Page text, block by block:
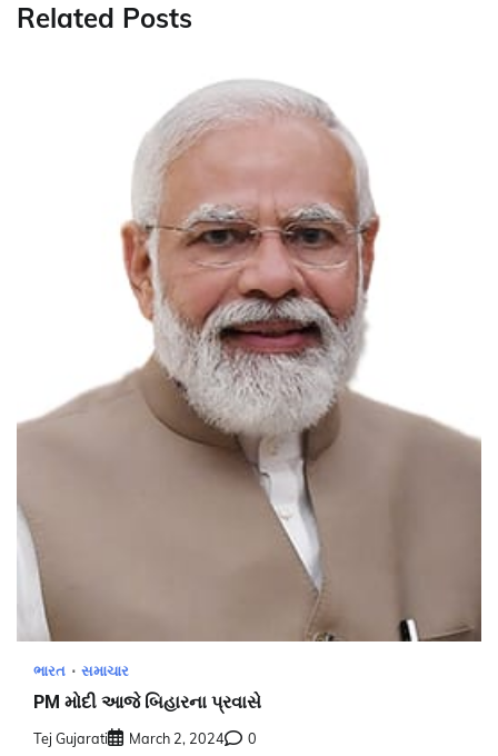
Related Posts
ભારત સમાચાર
PM મોદી આજે બિહારના પ્રવાસે
Tej Gujarati March 2, 2024 0